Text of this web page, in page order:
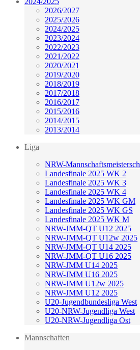
2026/2027
2025/2026
2024/2025
2023/2024
2022/2023
2021/2022
2020/2021
2019/2020
2018/2019
2017/2018
2016/2017
2015/2016
2014/2015
2013/2014
Liga
NRW-
Landesfinale 2025 WK 2
Landesfinale 2025 WK 3
Landesfinale 2025 WK 4
Landesfinale 2025 WK GM
Landesfinale 2025 WK GS
Landesfinale 2025 WK M
NRW-JMM-QT U12 2025
NRW-JMM-QT U12w 2025
NRW-JMM-QT U14 2025
NRW-JMM-QT U16 2025
NRW-JMM U14 2025
NRW-JMM U16 2025
NRW-JMM U12w 2025
NRW-JMM U12 2025
U20-Jugendbundesliga West
U20-NRW-Jugendliga West
U20-NRW-Jugendliga Ost
Mannschaften